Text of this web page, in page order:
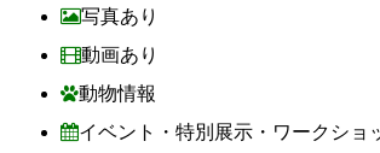
写真あり
動画あり
動物情報
イベント・特別展示・ワークショ